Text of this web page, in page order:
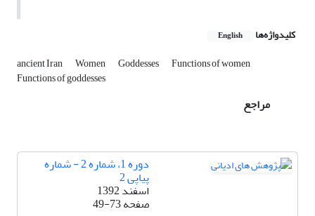
کلیدواژه‌ها English
ancient Iran Women Goddesses Functions of women
Functions of goddesses
مراجع
دوره 1، شماره 2 - شماره
پیاپی 2
اسفند 1392
صفحه49-73